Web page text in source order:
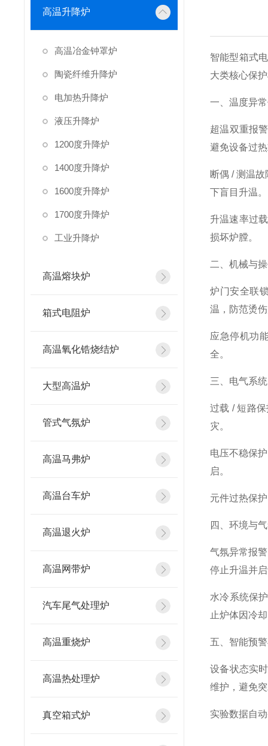
高温升降炉
高温冶金钟罩炉
陶瓷纤维升降炉
电加热升降炉
液压升降炉
1200度升降炉
1400度升降炉
1600度升降炉
1700度升降炉
工业升降炉
高温熔块炉
箱式电阻炉
高温氧化锆烧结炉
大型高温炉
管式气氛炉
高温马弗炉
高温台车炉
高温退火炉
高温网带炉
汽车尾气处理炉
高温重烧炉
高温热处理炉
真空箱式炉
智能型箱式
大类核心保
一、温度异
超温双重报
避免设备过
断偶 / 测温
下盲目升温。
升温速率过
损坏炉膛。
二、机械与
炉门安全联
温，防范烫
应急停机功
全。
三、电气系
过载 / 短路
灾。
电压不稳保
启。
元件过热保
四、环境与
气氛异常报
停止升温并
水冷系统保
止炉体因冷
五、智能预
设备状态实
维护，避免
实验数据自